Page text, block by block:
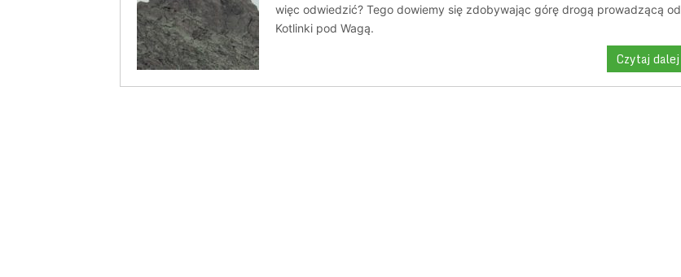
więc odwiedzić? Tego dowiemy się zdobywając górę drogą prowadzącą od
Kotlinki pod Wagą.
Czytaj dalej